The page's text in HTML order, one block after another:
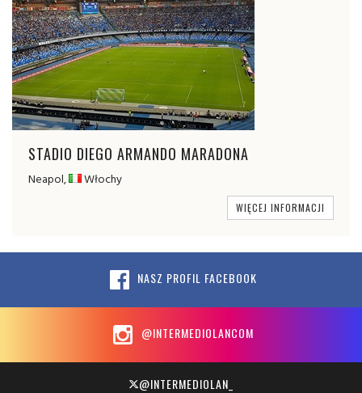
STADIO DIEGO ARMANDO MARADONA
Neapol, Włochy
WIĘCEJ INFORMACJI
NASZ PROFIL FACEBOOK
@INTERMEDIOLANCOM
@INTERMEDIOLAN_